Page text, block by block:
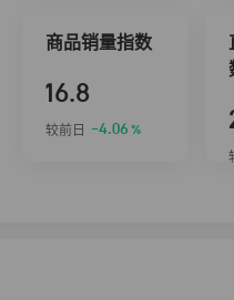
商品销量指数
16.8
较前日 -4.06 %